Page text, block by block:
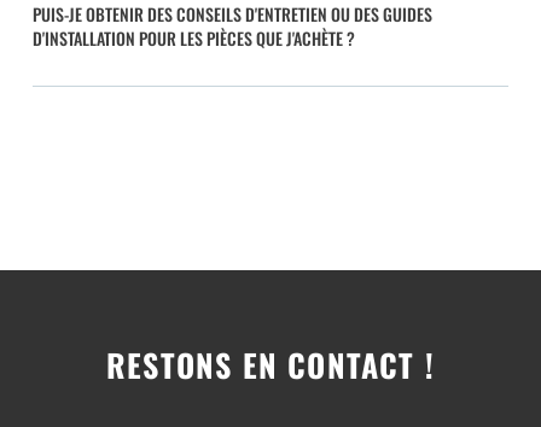
PUIS-JE OBTENIR DES CONSEILS D'ENTRETIEN OU DES GUIDES
D'INSTALLATION POUR LES PIÈCES QUE J'ACHÈTE ?
RESTONS EN CONTACT !